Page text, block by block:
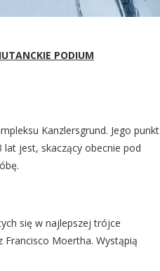
PODIUM
Kanzlersgrund. Jego punkt
jest, skaczący obecnie pod
się w najlepszej trójce
Moertha. Wystąpią